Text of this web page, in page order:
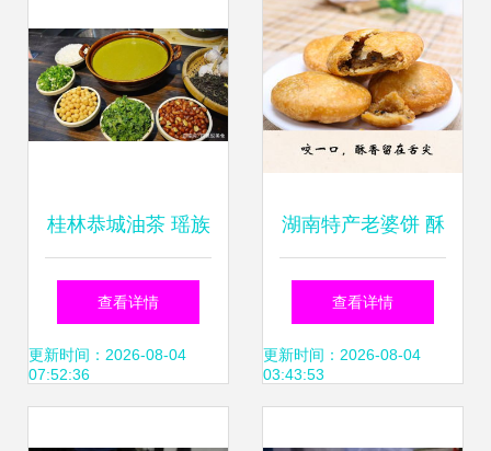
桂林恭城油茶 瑶族
传承与地理标志的
美味之旅
查看详情
更新时间：2026-08-04
07:52:36
湖南特产老婆饼 酥
香传统点心的匠人
之作
查看详情
更新时间：2026-08-04
03:43:53